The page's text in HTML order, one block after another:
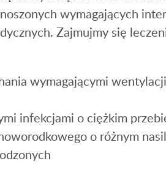
wymagających
Zajmujmy się
wymagającymi
infekcjami o ciężkim
o różnym